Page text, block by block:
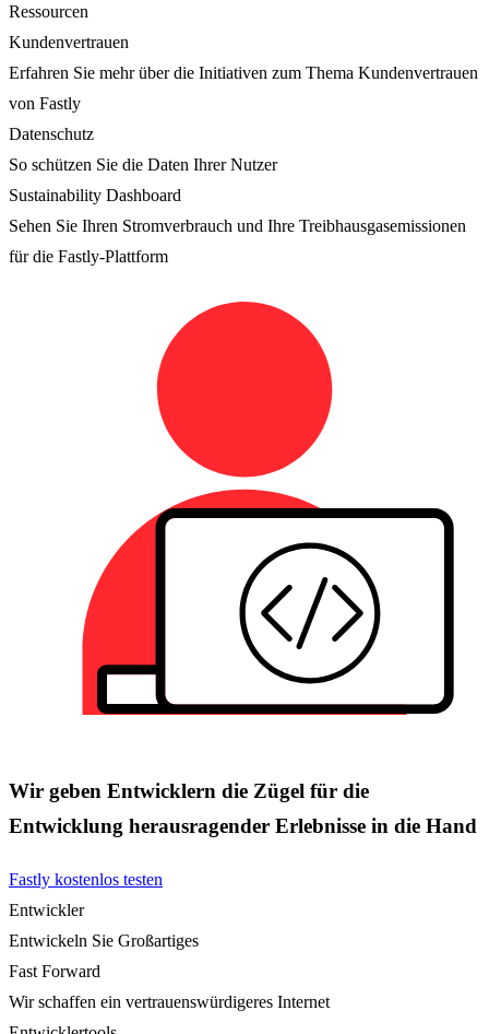
Ressourcen
Kundenvertrauen
Erfahren Sie mehr über die Initiativen zum Thema Kundenvertrauen
von Fastly
Datenschutz
So schützen Sie die Daten Ihrer Nutzer
Sustainability Dashboard
Sehen Sie Ihren Stromverbrauch und Ihre Treibhausgasemissionen
für die Fastly-Plattform
Wir geben Entwicklern die Zügel für die
Entwicklung herausragender Erlebnisse in die Hand
Fastly kostenlos testen
Entwickler
Entwickeln Sie Großartiges
Fast Forward
Wir schaffen ein vertrauenswürdigeres Internet